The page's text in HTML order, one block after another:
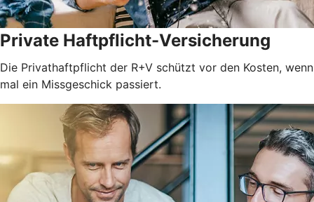
Private Haftpflicht-Versicherung
Die Privathaftpflicht der R+V schützt vor den Kosten, wenn
mal ein Missgeschick passiert.